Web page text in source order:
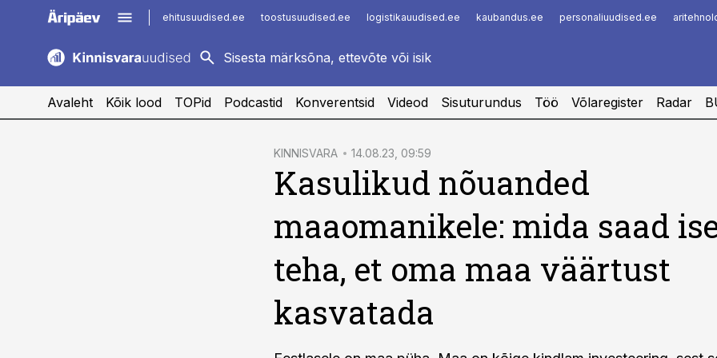
ehitusuudised.ee toostusuudised.ee logistikauudised.ee kaubandus.ee personaliuudised.ee
kaubandus.ee
logistikauudised.ee
imelineajalugu.ee
Infopank
Avaleht Kõik lood TOPid Podcastid Konverentsid Videod Sisuturundus Töö Võlaregister Radar
KINNISVARA 14.08.23, 09:59
Kasulikud nõuanded
maaomanikele: mida saad
teha, et oma maa väärtust
kasvatada